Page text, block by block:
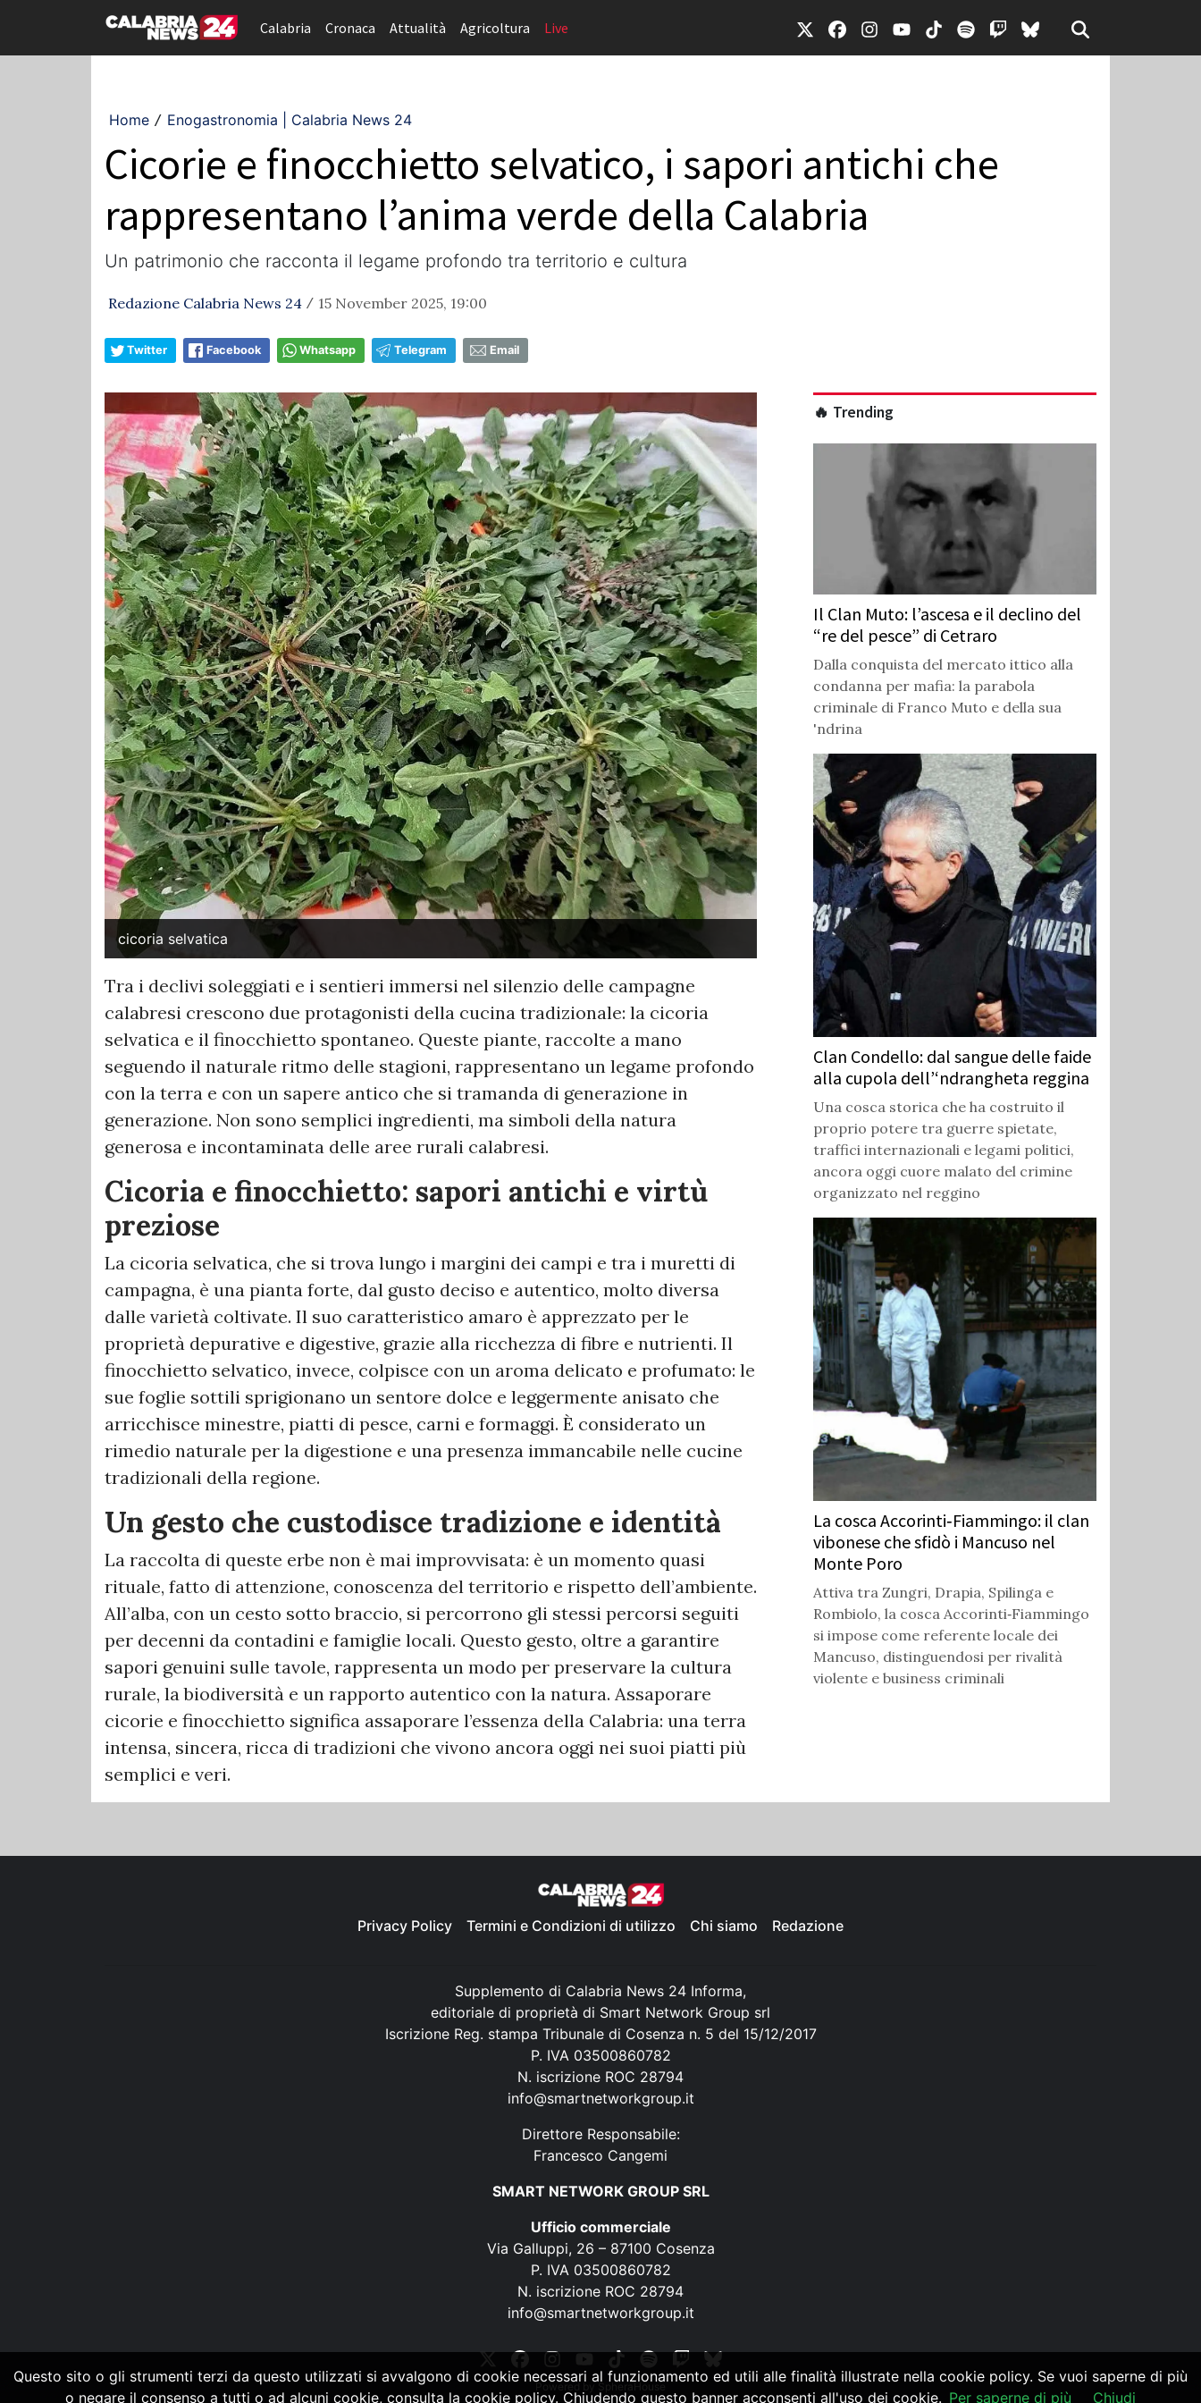
Calabria Cronaca Attualità Agricoltura Live
Home / Enogastronomia | Calabria News 24
Cicorie e finocchietto selvatico, i sapori antichi che
rappresentano l’anima verde della Calabria
Un patrimonio che racconta il legame profondo tra territorio e cultura
Redazione Calabria News 24 / 15 November 2025, 19:00
Twitter Facebook Whatsapp Telegram Email
cicoria selvatica
Tra i declivi soleggiati e i sentieri immersi nel silenzio delle campagne
calabresi crescono due protagonisti della cucina tradizionale: la cicoria
selvatica e il finocchietto spontaneo. Queste piante, raccolte a mano
seguendo il naturale ritmo delle stagioni, rappresentano un legame profondo
con la terra e con un sapere antico che si tramanda di generazione in
generazione. Non sono semplici ingredienti, ma simboli della natura
generosa e incontaminata delle aree rurali calabresi.
Cicoria e finocchietto: sapori antichi e virtù
preziose
La cicoria selvatica, che si trova lungo i margini dei campi e tra i muretti di
campagna, è una pianta forte, dal gusto deciso e autentico, molto diversa
dalle varietà coltivate. Il suo caratteristico amaro è apprezzato per le
proprietà depurative e digestive, grazie alla ricchezza di fibre e nutrienti. Il
finocchietto selvatico, invece, colpisce con un aroma delicato e profumato: le
sue foglie sottili sprigionano un sentore dolce e leggermente anisato che
arricchisce minestre, piatti di pesce, carni e formaggi. È considerato un
rimedio naturale per la digestione e una presenza immancabile nelle cucine
tradizionali della regione.
Un gesto che custodisce tradizione e identità
La raccolta di queste erbe non è mai improvvisata: è un momento quasi
rituale, fatto di attenzione, conoscenza del territorio e rispetto dell’ambiente.
All’alba, con un cesto sotto braccio, si percorrono gli stessi percorsi seguiti
per decenni da contadini e famiglie locali. Questo gesto, oltre a garantire
sapori genuini sulle tavole, rappresenta un modo per preservare la cultura
rurale, la biodiversità e un rapporto autentico con la natura. Assaporare
cicorie e finocchietto significa assaporare l’essenza della Calabria: una terra
intensa, sincera, ricca di tradizioni che vivono ancora oggi nei suoi piatti più
semplici e veri.
🔥 Trending
Il Clan Muto: l’ascesa e il declino del
“re del pesce” di Cetraro
Dalla conquista del mercato ittico alla
condanna per mafia: la parabola
criminale di Franco Muto e della sua
'ndrina
Clan Condello: dal sangue delle faide
alla cupola dell’‘ndrangheta reggina
Una cosca storica che ha costruito il
proprio potere tra guerre spietate,
traffici internazionali e legami politici,
ancora oggi cuore malato del crimine
organizzato nel reggino
La cosca Accorinti‑Fiammingo: il clan
vibonese che sfidò i Mancuso nel
Monte Poro
Attiva tra Zungri, Drapia, Spilinga e
Rombiolo, la cosca Accorinti‑Fiammingo
si impose come referente locale dei
Mancuso, distinguendosi per rivalità
violente e business criminali
Privacy Policy Termini e Condizioni di utilizzo Chi siamo Redazione
Supplemento di Calabria News 24 Informa,
editoriale di proprietà di Smart Network Group srl
Iscrizione Reg. stampa Tribunale di Cosenza n. 5 del 15/12/2017
P. IVA 03500860782
N. iscrizione ROC 28794
info@smartnetworkgroup.it
Direttore Responsabile:
Francesco Cangemi
SMART NETWORK GROUP SRL
Ufficio commerciale
Via Galluppi, 26 – 87100 Cosenza
P. IVA 03500860782
N. iscrizione ROC 28794
info@smartnetworkgroup.it
Powered bySpheraHouse
Questo sito o gli strumenti terzi da questo utilizzati si avvalgono di cookie necessari al funzionamento ed utili alle finalità illustrate nella cookie policy. Se vuoi saperne di più
o negare il consenso a tutti o ad alcuni cookie, consulta la cookie policy. Chiudendo questo banner acconsenti all'uso dei cookie. Per saperne di più Chiudi